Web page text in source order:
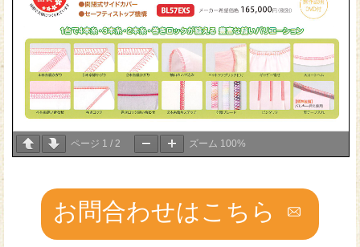
ページ 1 / 2 ズーム 100%
お問合わせはこちら